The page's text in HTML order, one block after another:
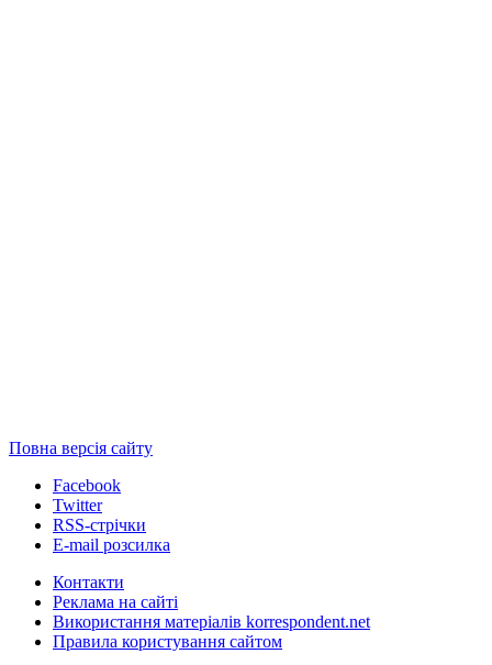
Повна версія сайту
Facebook
Twitter
RSS-стрічки
E-mail розсилка
Контакти
Реклама на сайті
Використання матеріалів korrespondent.net
Правила користування сайтом